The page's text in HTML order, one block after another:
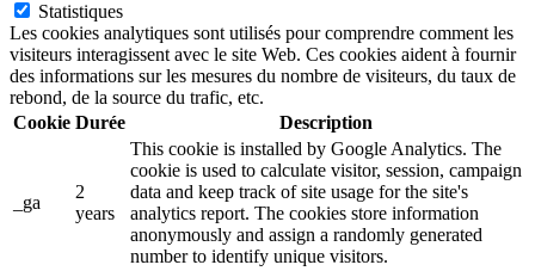
Statistiques
Les cookies analytiques sont utilisés pour comprendre comment les
visiteurs interagissent avec le site Web. Ces cookies aident à fournir
des informations sur les mesures du nombre de visiteurs, du taux de
rebond, de la source du trafic, etc.
Cookie Durée Description
_ga
2
years
This cookie is installed by Google Analytics. The
cookie is used to calculate visitor, session, campaign
data and keep track of site usage for the site's
analytics report. The cookies store information
anonymously and assign a randomly generated
number to identify unique visitors.